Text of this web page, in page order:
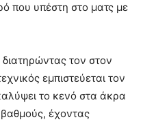
που υπέστη στο ματς με
τον στον
εμπιστεύεται τον
το κενό στα άκρα
έχοντας